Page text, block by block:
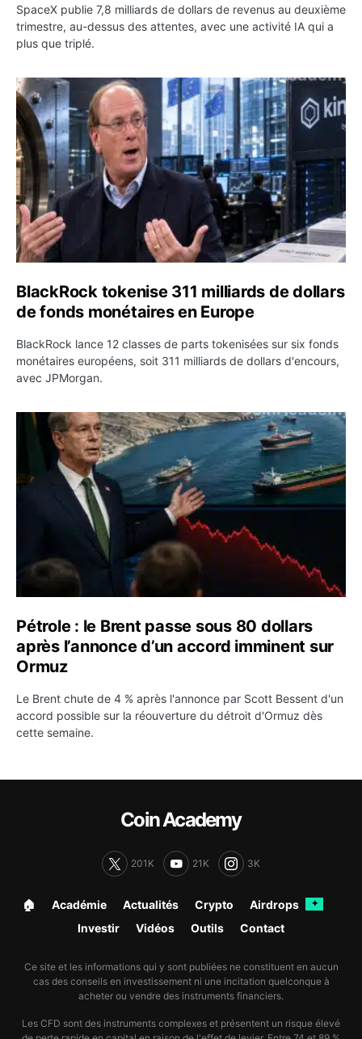
SpaceX publie 7,8 milliards de dollars de revenus au deuxième
trimestre, au-dessus des attentes, avec une activité IA qui a
plus que triplé.
BlackRock tokenise 311 milliards de dollars de fonds
BlackRock tokenise 311 milliards de dollars
de fonds monétaires en Europe
BlackRock lance 12 classes de parts tokenisées sur six fonds
monétaires européens, soit 311 milliards de dollars d'encours,
avec JPMorgan.
Pétrole : le Brent passe sous 80 dollars après
Pétrole : le Brent passe sous 80 dollars
après l’annonce d’un accord imminent sur
Ormuz
Le Brent chute de 4 % après l'annonce par Scott Bessent d'un
accord possible sur la réouverture du détroit d'Ormuz dès
cette semaine.
Coin Academy
201K 21K 3K
🏠︎ Académie Actualités Crypto Airdrops ✦
Investir Vidéos Outils Contact
Ce site et les informations qui y sont publiées ne constituent en aucun
cas des conseils en investissement ni une incitation quelconque à
acheter ou vendre des instruments financiers.
Les CFD sont des instruments complexes et présentent un risque élevé